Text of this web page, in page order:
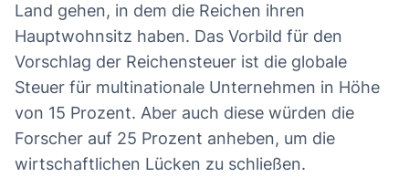
Land gehen, in dem die Reichen ihren
Hauptwohnsitz haben. Das Vorbild für den
Vorschlag der Reichensteuer ist die globale
Steuer für multinationale Unternehmen in Höhe
von 15 Prozent. Aber auch diese würden die
Forscher auf 25 Prozent anheben, um die
wirtschaftlichen Lücken zu schließen.